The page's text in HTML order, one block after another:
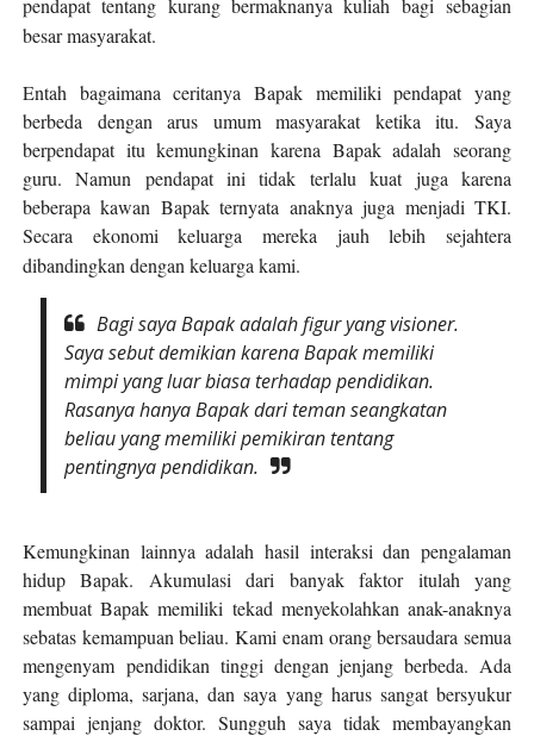
pendapat tentang kurang bermaknanya kuliah bagisebagian
besar masyarakat.
Entah bagaimana ceritanya Bapak memiliki pendapat yang
berbeda dengan arus umum masyarakat ketika itu. Saya
berpendapat itu kemungkinan karena Bapak adalah seorang
guru. Namun pendapat ini tidak terlalu kuat juga karena
beberapa kawan Bapak ternyata anaknya juga menjadi TKI.
Secara ekonomi keluarga mereka jauh lebih sejahtera
dibandingkan dengan keluarga kami.
Bagi sayaBapak adalah figur yang visioner.
Saya sebut demikian karena Bapak memiliki
mimpi yang luar biasa terhadappendidikan.
Rasanya hanya Bapak dari teman seangkatan
beliau yang memiliki pemikiran tentang
pentingnya pendidikan.
Kemungkinan lainnya adalah hasil interaksi dan pengalaman
hidup Bapak. Akumulasi dari banyak faktor itulah yang
membuat Bapak memiliki tekad menyekolahkan anak-anaknya
sebatas kemampuan beliau. Kami enam orang bersaudara semua
mengenyam pendidikan tinggi dengan jenjang berbeda. Ada
yang diploma, sarjana, dan saya yang harus sangat bersyukur
sampai jenjang doktor. Sungguh saya tidak membayangkan